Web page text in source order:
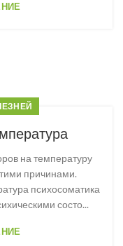
на температуру
причинами.
психосоматика
состо...